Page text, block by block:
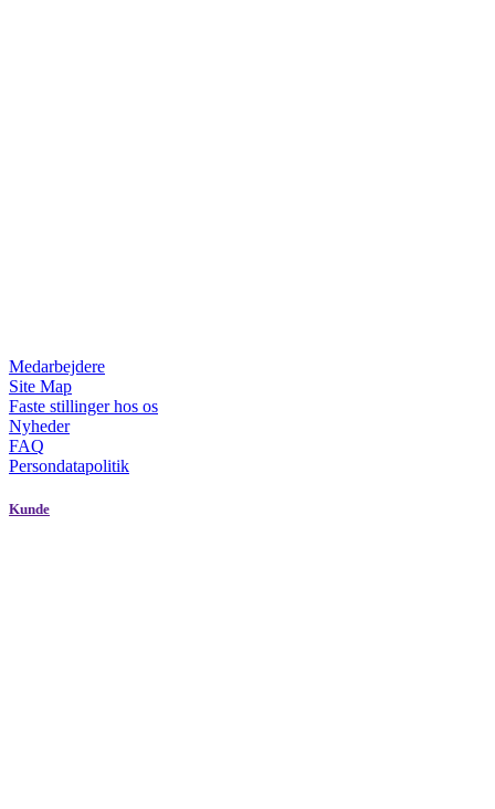
Medarbejdere
Site Map
Faste stillinger hos os
Nyheder
FAQ
Persondatapolitik
Kunde